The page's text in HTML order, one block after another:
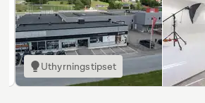
Uthyrningstipset